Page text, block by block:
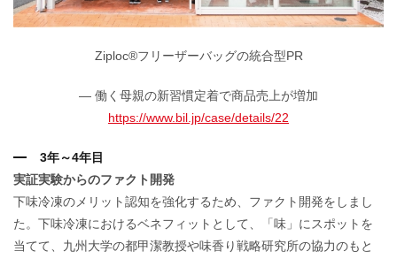
Ziploc®フリーザーバッグの統合型PR
― 働く母親の新習慣定着で商品売上が増加
https://www.bil.jp/case/details/22
3年～4年目
実証実験からのファクト開発
下味冷凍のメリット認知を強化するため、ファクト開発をしまし
た。下味冷凍におけるベネフィットとして、「味」にスポットを
当てて、九州大学の都甲潔教授や味香り戦略研究所の協力のもと